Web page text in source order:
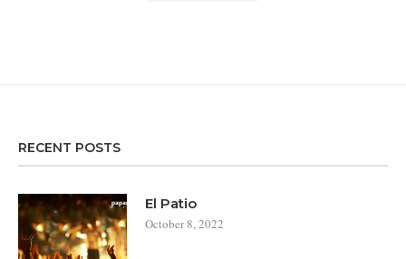
RECENT POSTS
El Patio
October 8, 2022